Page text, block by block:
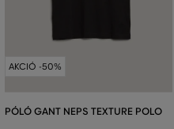
AKCIÓ -50%
PÓLÓ GANT NEPS TEXTURE POLO